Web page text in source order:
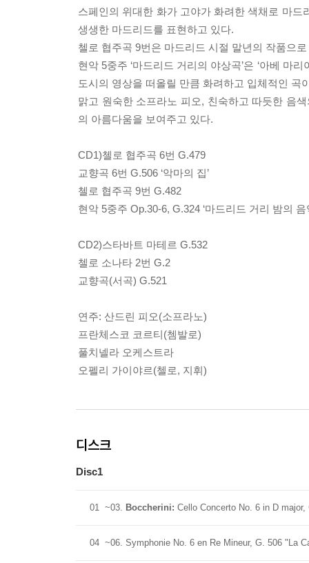
스페인의 위대한 화가 고야가 화려한 색채로 마
생생한 마드리드를 표현하고 있다.
첼로 협주곡 9번은 마드리드 시절 말년의 작품으
현악 5중주 ‘마드리드 거리의 야상곡’은 ‘아베 마
도시의 영상을 떠올릴 만큼 화려하고 입체적인 곡
맑고 원숙한 소프라노 피오, 친숙하고 따듯한 음
의 아름다움을 보여주고 있다.
CD1)첼로 협주곡 6번 G.479
교향곡 6번 G.506 ‘악마의 집’
첼로 협주곡 9번 G.482
현악 5중주 Op.30-6, G.324 ‘마드리드 거리 밤의 음
CD2)스타바트 마테르 G.532
첼로 소나타 2번 G.2
교향곡(서곡) G.521
연주: 산드린 피오(소프라노)
프란체스코 코르티(쳄발로)
풀치넬라 오케스트라
오펠리 가이야르(첼로, 지휘)
디스크
Disc1
01 ~03. Boccherini: Cello Concerto No. 6 in D major,
04 ~06. Symphonie No. 6 en Re Mineur, G. 506 "La